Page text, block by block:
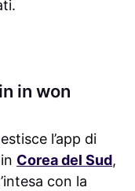
in won
l’app di
in Corea del Sud,
con la